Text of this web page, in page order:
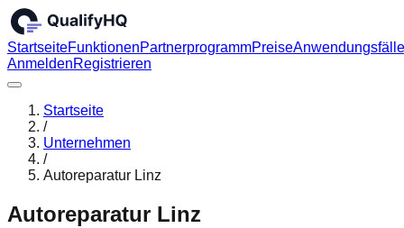
StartseiteFunktionenPartnerprogrammPreiseAnwendungsfälle
AnmeldenRegistrieren
Startseite
/
Unternehmen
/
Autoreparatur Linz
Autoreparatur Linz